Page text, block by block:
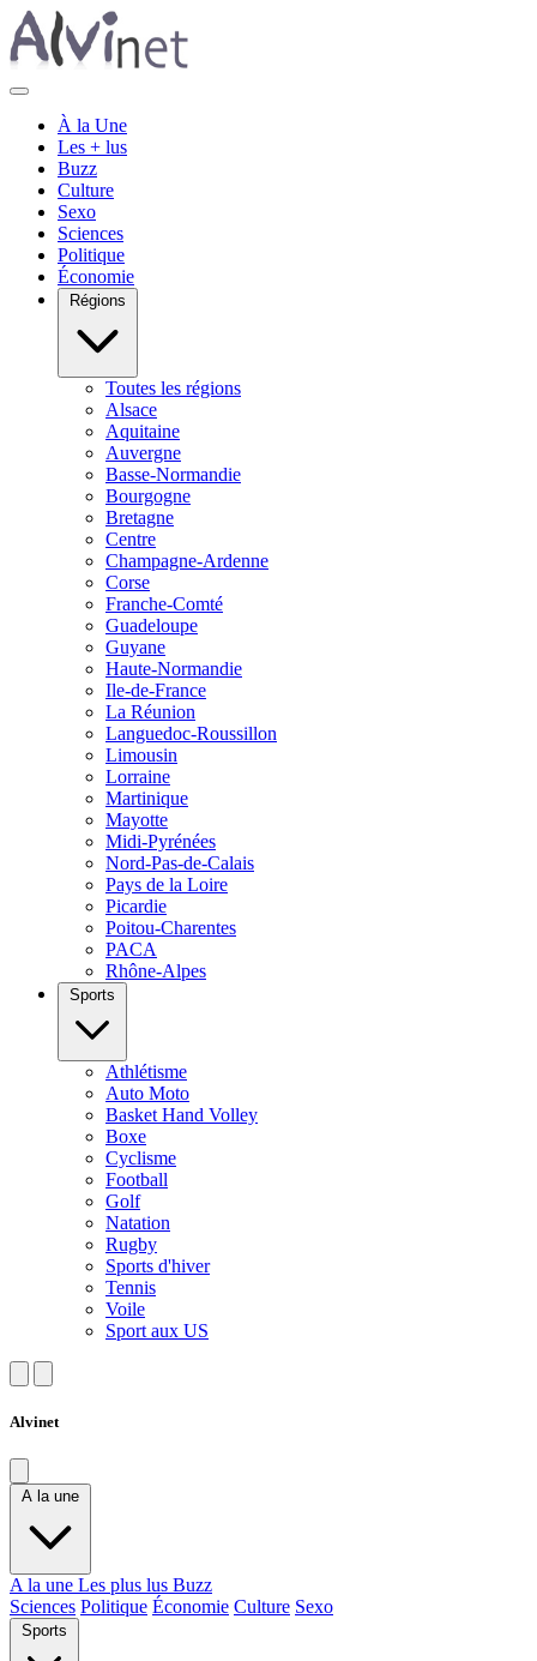
À la Une
Les + lus
Buzz
Culture
Sexo
Sciences
Politique
Économie
Régions
Toutes les régions
Alsace
Aquitaine
Auvergne
Basse-Normandie
Bourgogne
Bretagne
Centre
Champagne-Ardenne
Corse
Franche-Comté
Guadeloupe
Guyane
Haute-Normandie
Ile-de-France
La Réunion
Languedoc-Roussillon
Limousin
Lorraine
Martinique
Mayotte
Midi-Pyrénées
Nord-Pas-de-Calais
Pays de la Loire
Picardie
Poitou-Charentes
PACA
Rhône-Alpes
Sports
Athlétisme
Auto Moto
Basket Hand Volley
Boxe
Cyclisme
Football
Golf
Natation
Rugby
Sports d'hiver
Tennis
Voile
Sport aux US
Alvinet
A la une
A la une Les plus lus Buzz
Sciences Politique Économie Culture Sexo
Sports